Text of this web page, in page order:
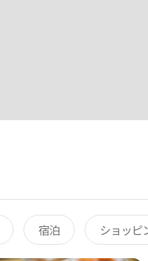
宿泊 ショッピ